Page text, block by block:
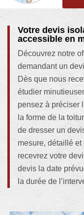
Votre devis
accessible en
Découvrez notre
demandant un
Dès que nous
étudier
pensez à préciser
la forme de la
de dresser un
mesure, détaillé
recevrez votre
devis la date
la durée de